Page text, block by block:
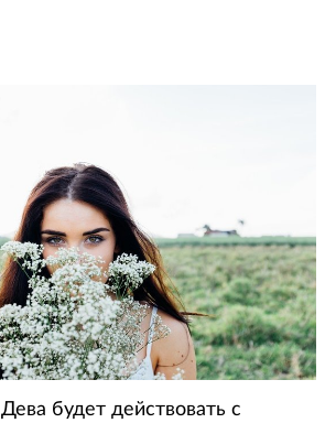
Дева будет действовать с